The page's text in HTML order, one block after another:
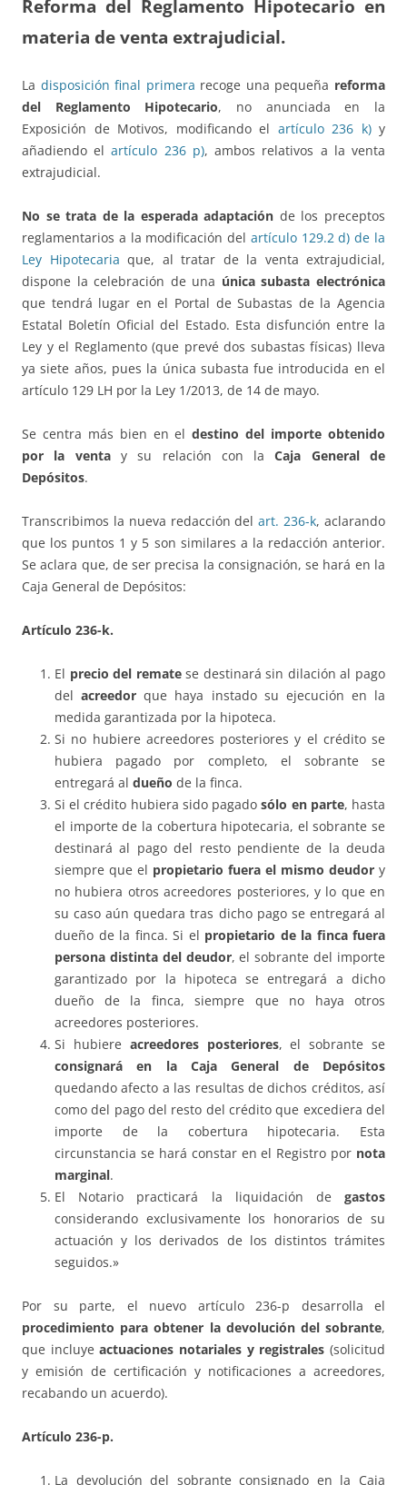
Reforma del Reglamento Hipotecario en
materia de venta extrajudicial.
La disposición final primera recoge una pequeña reforma
del Reglamento Hipotecario, no anunciada en la
Exposición de Motivos, modificando el artículo 236 k)y
añadiendo elartículo 236 p), ambos relativos a la venta
extrajudicial.
No se trata de la esperada adaptación de los preceptos
reglamentarios a la modificación del artículo 129.2 d) de la
Ley Hipotecaria que, al tratar de la venta extrajudicial,
dispone la celebración de una única subasta electrónica
que tendrá lugar en el Portal de Subastas de la Agencia
Estatal Boletín Oficial del Estado. Esta disfunción entre la
Ley y el Reglamento (que prevé dos subastas físicas) lleva
ya siete años, pues la única subasta fue introducida en el
artículo 129 LH por la Ley 1/2013, de 14 de mayo.
Se centra más bien en eldestino del importe obtenido
por la ventay su relación con laCaja General de
Depósitos.
Transcribimos la nueva redacción delart. 236-k, aclarando
que los puntos 1 y 5 son similares a la redacción anterior.
Se aclara que, de ser precisa la consignación, se hará en la
Caja General de Depósitos:
Artículo 236-k.
El precio del rematese destinará sin dilación al pago
delacreedor que haya instado su ejecución en la
medida garantizada por la hipoteca.
Si no hubiere acreedores posteriores y el crédito se
hubiera pagado por completo, el sobrante se
entregará al dueño de la finca.
Si el crédito hubiera sido pagadosólo en parte, hasta
el importe de la cobertura hipotecaria, el sobrante se
destinará al pago del resto pendiente de la deuda
siempre que el propietario fuera el mismo deudor y
no hubiera otros acreedores posteriores, y lo que en
su caso aún quedara tras dicho pago se entregará al
dueño de la finca. Si el propietario de la finca fuera
persona distinta del deudor, el sobrante del importe
garantizado por la hipoteca se entregará a dicho
dueño de la finca, siempre que no haya otros
acreedores posteriores.
Si hubiere acreedores posteriores, el sobrante se
consignará en la Caja General de Depósitos
quedando afecto a las resultas de dichos créditos, así
como del pago del resto del crédito que excediera del
importe de la cobertura hipotecaria. Esta
circunstancia se hará constar en el Registro por nota
marginal.
El Notario practicará la liquidación de gastos
considerando exclusivamente los honorarios de su
actuación y los derivados de los distintos trámites
seguidos.»
Por su parte, el nuevo artículo 236-p desarrolla el
procedimiento para obtener la devolución del sobrante,
que incluye actuaciones notariales y registrales(solicitud
y emisión de certificación y notificaciones a acreedores,
recabando un acuerdo).
Artículo 236-p.
La devolución del sobrante consignado en la Caja